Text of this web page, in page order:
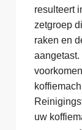
resulteert
zetgroep
raken en
uw